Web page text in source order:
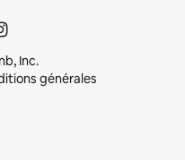
Inc.
générales